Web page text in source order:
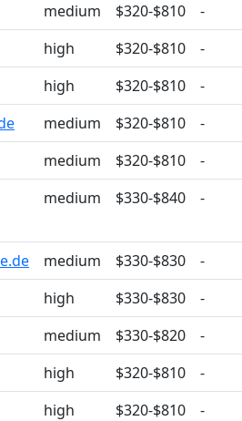
medium $320-$810
-
high $320-$810
-
high $320-$810
-
medium $320-$810
-
medium $320-$810
-
medium $330-$840 -
medium $330-$830
-
high $330-$830
-
medium $330-$820
-
high $320-$810
-
high $320-$810
-